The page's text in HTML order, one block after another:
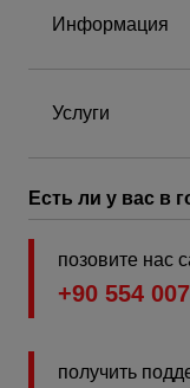
Информация
Услуги
Есть ли у вас в
позовите нас
+90 554
получить